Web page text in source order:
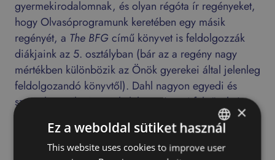
gyermekirodalomnak, és olyan régóta ír regényeket,
hogy Olvasóprogramunk keretében egy másik
regényét, a The BFG című könyvet is feldolgozzák
diákjaink az 5. osztályban (bár az a regény nagy
mértékben különbözik az Önök gyerekei által jelenleg
feldolgozandó könyvtől). Dahl nagyon egyedi és
szeszélyes stílusú, amely lehetővé teszi felnőttek és
gyerekek számára is, hogy fantasztikus világokban
merüljenek el. Ez a regény az egyik legnépszerűbb
alkotása, és számos díjjal is kitüntették, elnyerte
HUNGARIAN
×
Ez a weboldal sütiket használ
This website uses cookies to improve user